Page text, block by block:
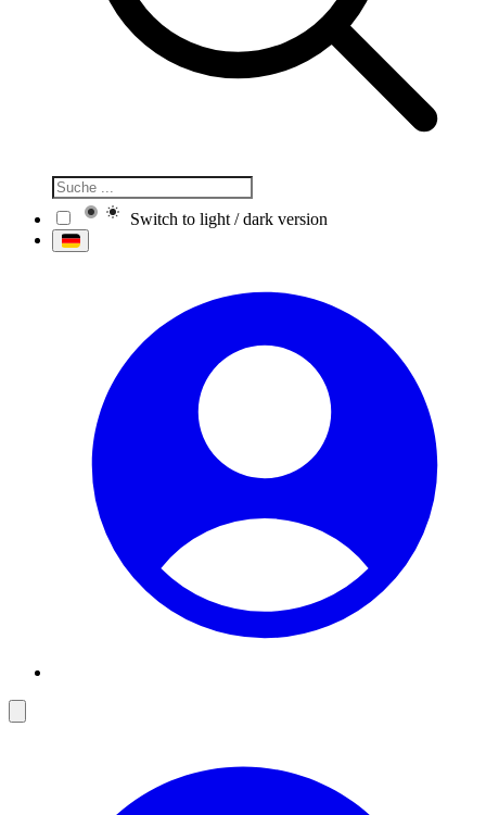
Switch to light / dark version